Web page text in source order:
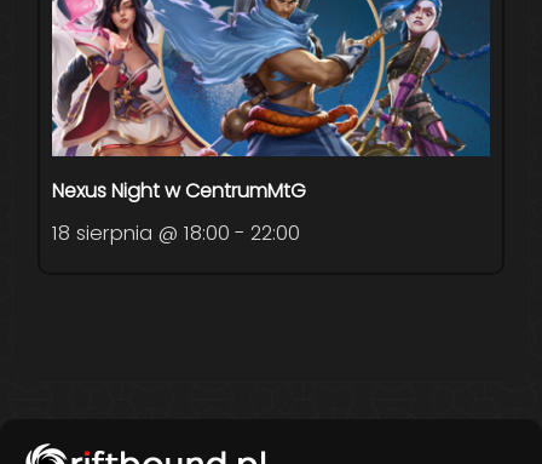
Nexus Night w CentrumMtG
18 sierpnia @ 18:00 - 22:00